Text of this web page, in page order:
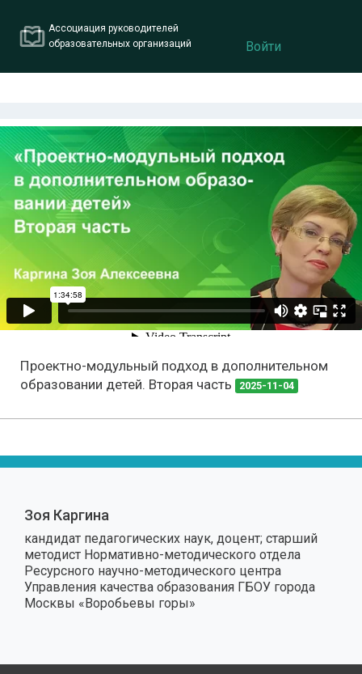
Ассоциация руководителей
образовательных организаций
Войти
Проектно-модульный подход в дополнительном
образовании детей. Вторая часть
2025-11-04
Зоя Каргина
кандидат педагогических наук, доцент; старший
методист Нормативно-методического отдела
Ресурсного научно-методического центра
Управления качества образования ГБОУ города
Москвы «Воробьевы горы»